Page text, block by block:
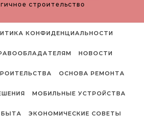
строительство
КОНФИДЕНЦИАЛЬНОСТИ
НОВОСТИ
ОСНОВА РЕМОНТА
МОБИЛЬНЫЕ УСТРОЙСТВА
БЫТА ЭКОНОМИЧЕСКИЕ СОВЕТЫ